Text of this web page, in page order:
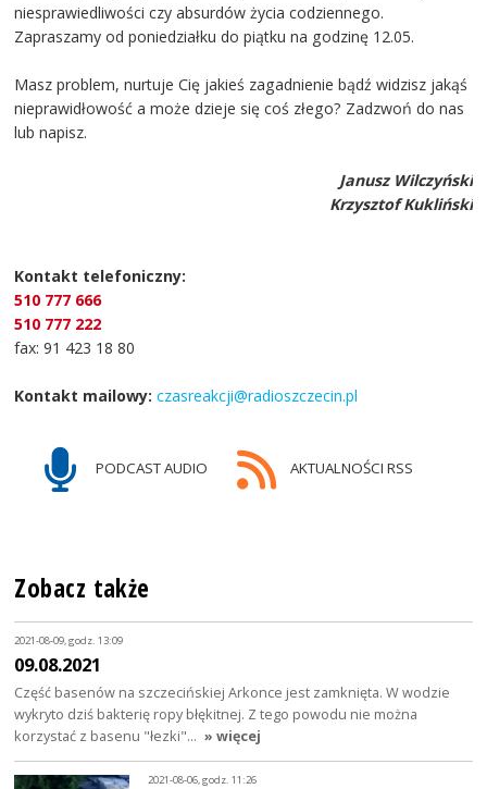
niesprawiedliwości czy absurdów życia codziennego.
Zapraszamy od poniedziałku do piątku na godzinę 12.05.
Masz problem, nurtuje Cię jakieś zagadnienie bądź widzisz jakąś
nieprawidłowość a może dzieje się coś złego? Zadzwoń do nas
lub napisz.
Janusz Wilczyński
Krzysztof Kukliński
Kontakt telefoniczny:
510 777 666
510 777 222
fax: 91 423 18 80
Kontakt mailowy: czasreakcji@radioszczecin.pl
PODCAST AUDIO AKTUALNOŚCI RSS
Zobacz także
2021-08-09, godz. 13:09
09.08.2021
Część basenów na szczecińskiej Arkonce jest zamknięta. W wodzie
wykryto dziś bakterię ropy błękitnej. Z tego powodu nie można
korzystać z basenu "łezki"… » więcej
2021-08-06, godz. 11:26